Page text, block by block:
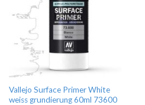
Vallejo Surface Primer White
weiss grundierung 60ml 73600